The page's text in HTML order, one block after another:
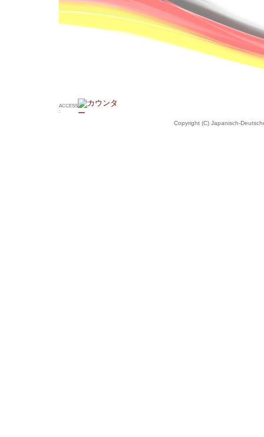
ACCESS
:
Copyright (C) Japanisch-